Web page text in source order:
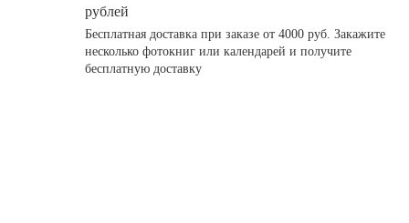
рублей
Бесплатная доставка при заказе от 4000 руб. Закажите
несколько фотокниг или календарей и получите
бесплатную доставку